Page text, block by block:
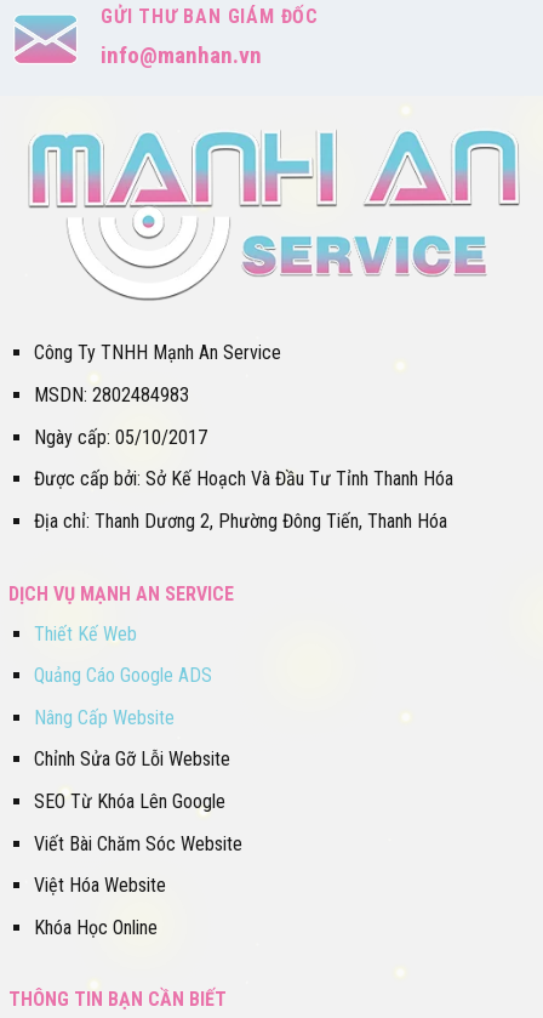
GỬI THƯ BAN GIÁM ĐỐC
info@manhan.vn
Công Ty TNHH Mạnh An Service
MSDN: 2802484983
Ngày cấp: 05/10/2017
Được cấp bởi: Sở Kế Hoạch Và Đầu Tư Tỉnh Thanh Hóa
Địa chỉ: Thanh Dương 2, Phường Đông Tiến, Thanh Hóa
DỊCH VỤ MẠNH AN SERVICE
Thiết Kế Web
Quảng Cáo Google ADS
Nâng Cấp Website
Chỉnh Sửa Gỡ Lỗi Website
SEO Từ Khóa Lên Google
Viết Bài Chăm Sóc Website
Việt Hóa Website
Khóa Học Online
THÔNG TIN BẠN CẦN BIẾT